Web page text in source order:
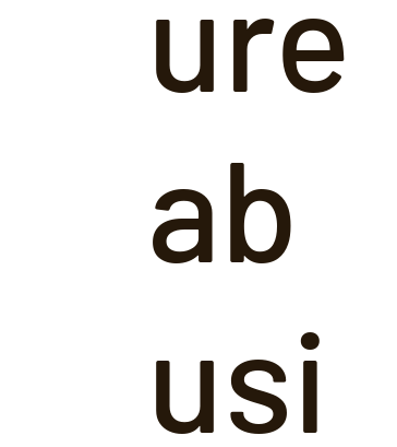
ure
ab
usi